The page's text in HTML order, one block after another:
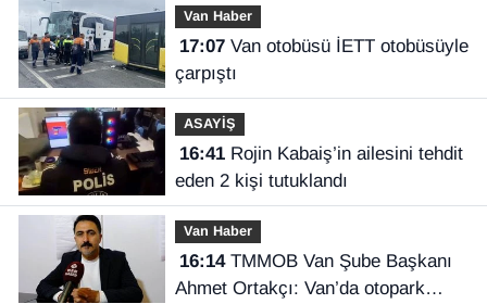
Van Haber
17:07Van otobüsü İETT otobüsüyle
çarpıştı
ASAYİŞ
16:41Rojin Kabaiş’in ailesini tehdit
eden 2 kişi tutuklandı
Van Haber
16:14TMMOB Van Şube Başkanı
Ahmet Ortakçı: Van’da otopark